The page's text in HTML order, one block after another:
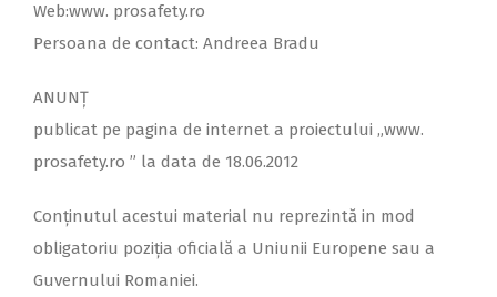
Web:www. prosafety.ro
Persoana de contact: Andreea Bradu
ANUNŢ
publicat pe pagina de internet a proiectului „www.
prosafety.ro ” la data de 18.06.2012
Conținutul acestui material nu reprezintă in mod
obligatoriu poziția oficială a Uniunii Europene sau a
Guvernului Romaniei.